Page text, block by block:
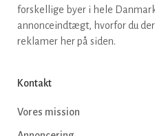
forskellige byer i hele
annonceindtægt, hvorfor du
reklamer her på siden.
Kontakt
Vores mission